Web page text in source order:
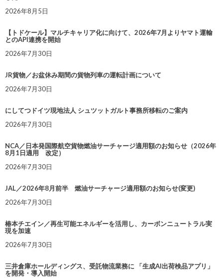
2026年8月5日
【トドケール】マルチキャリア化に向けて、2026年7月よりヤマト運輸
とのAPI連携を開始
2026年7月30日
JR貨物／お盆休み期間の貨物列車の運転計画について
2026年7月30日
にしてつドイツ現地法人 シュツットガルト事務所移転のご案内
2026年7月30日
NCA／日本発国際航空貨物燃油サーチャージ適用額のお知らせ（2026年
8月1日適用 改定）
2026年7月30日
JAL／2026年8月前半 燃油サーチャージ適用額のお知らせ(変更)
2026年7月30日
椿本チエイン／再生可能エネルギーを活用し、カーボンニュートラル実
現を加速
2026年7月30日
三井倉庫ホールディングス、受託物流業務に 「生成AI出荷検品アプリ」
を開発・導入開始